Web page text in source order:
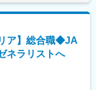
ア】総合職◆JA
ネラリストへ